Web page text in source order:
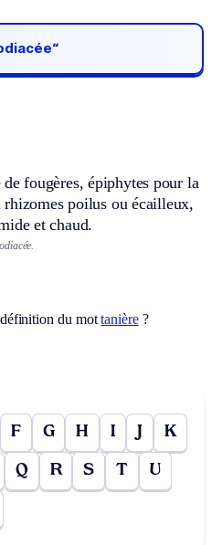
fougères, épiphytes pour la
poilus ou écailleux,
et chaud.
du mottanière?
F G H I J K
Q R S T U